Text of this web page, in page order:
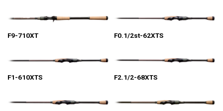
F9-710XT F0.1/2st-62XTS
F1-610XTS F2.1/2-68XTS